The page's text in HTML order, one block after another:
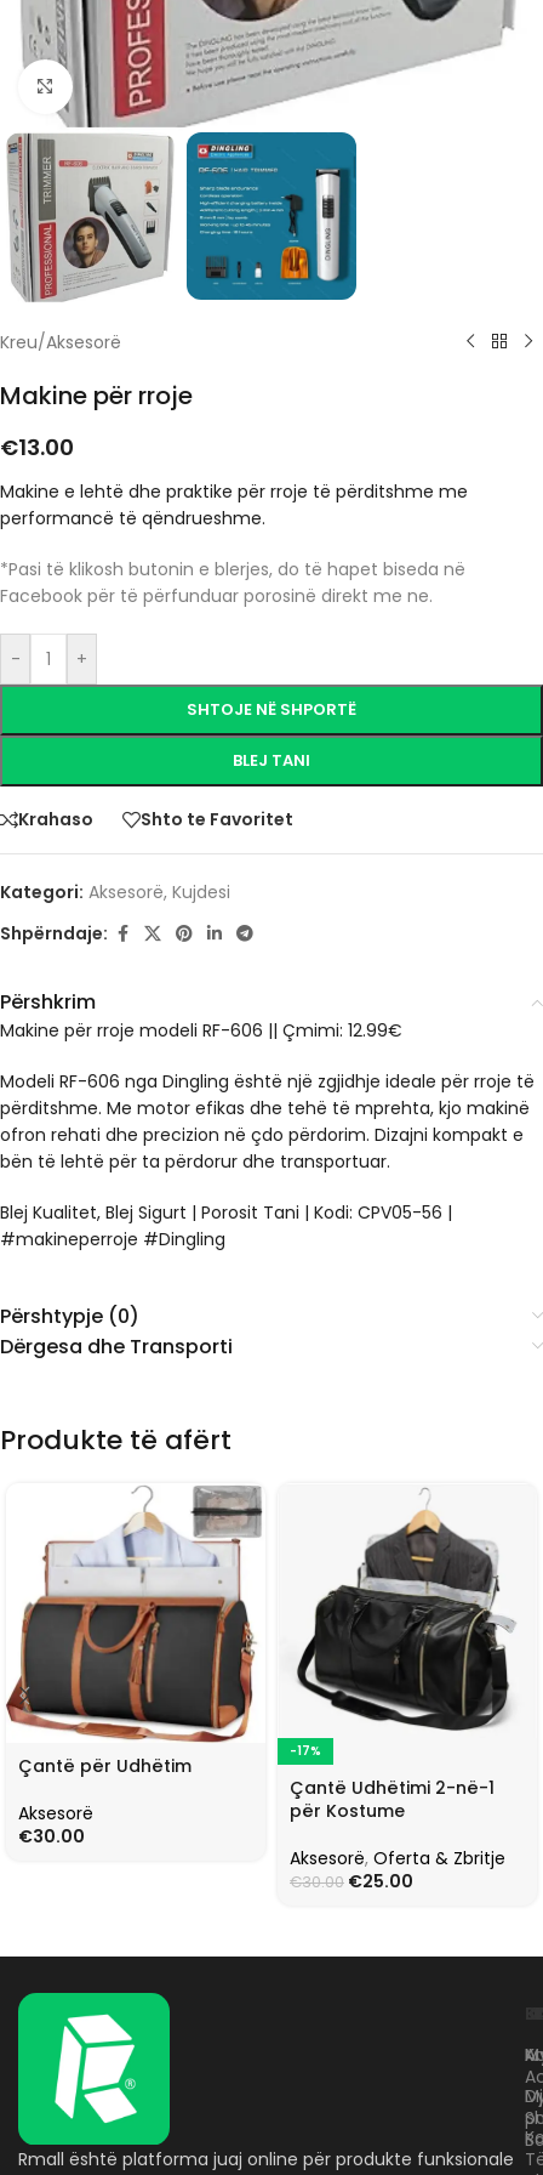
Click to enlarge
Kreu/Aksesorë
Makine për rroje
€13.00
Makine e lehtë dhe praktike për rroje të përditshme me
performancë të qëndrueshme.
*Pasi të klikosh butonin e blerjes, do të hapet biseda në
Facebook për të përfunduar porosinë direkt me ne.
- +
SHTOJE NË SHPORTË
BLEJ TANI
Krahaso Shto te Favoritet
Kategori: Aksesorë, Kujdesi
Shpërndaje:
Përshkrim
Makine për rroje modeli RF-606 || Çmimi: 12.99€
Modeli RF-606 nga Dingling është një zgjidhje ideale për rroje të
përditshme. Me motor efikas dhe tehë të mprehta, kjo makinë
ofron rehati dhe precizion në çdo përdorim. Dizajni kompakt e
bën të lehtë për ta përdorur dhe transportuar.
Blej Kualitet, Blej Sigurt | Porosit Tani | Kodi: CPV05-56 |
#makineperroje #Dingling
Përshtypje (0)
Dërgesa dhe Transporti
Produkte të afërt
Çantë për Udhëtim
Aksesorë
€30.00
-17%
Çantë Udhëtimi 2-në-1
për Kostume
Aksesorë, Oferta & Zbritje
€30.00 €25.00
Rmall është platforma juaj online për produkte funksionale